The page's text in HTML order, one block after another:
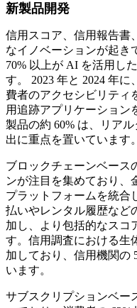
新製品開発
信用スコア、信用報告書
なイノベーションが起き
70% 以上が AI を活用し
す。 2023 年と 2024 年
費者のアクセシビリティ
用追跡アプリケーション
製品の約 60% は、リア
出に重点を置いています。
ブロックチェーンベース
ンが注目を集めており、
プラットフォームを統合
払いやレンタル履歴など
加し、より包括的なスコ
す。信用調査における生
加しており、信用機関の
います。
サブスクリプションベー